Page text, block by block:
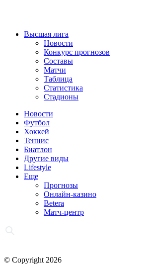
Высшая лига
Новости
Конкурс прогнозов
Составы
Матчи
Таблица
Статистика
Стадионы
Новости
Футбол
Хоккей
Теннис
Биатлон
Другие виды
Lifestyle
Еще
Прогнозы
Онлайн-казино
Betera
Матч-центр
© Copyright 2026